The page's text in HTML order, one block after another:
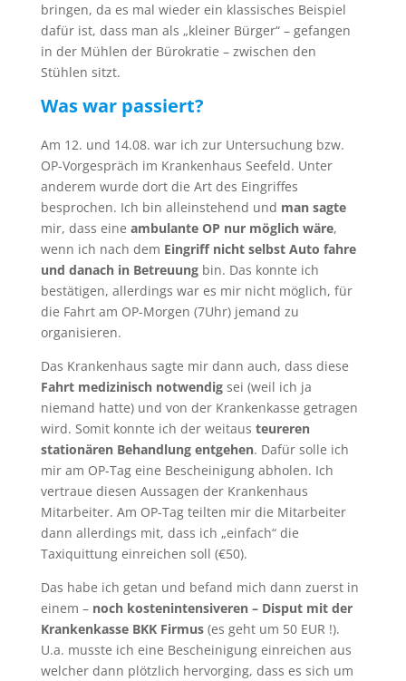
bringen, da es mal wieder ein klassisches Beispiel
dafür ist, dass man als „kleiner Bürger“ – gefangen
in der Mühlen der Bürokratie – zwischen den
Stühlen sitzt.
Was war passiert?
Am 12. und 14.08. war ich zur Untersuchung bzw.
OP-Vorgespräch im Krankenhaus Seefeld. Unter
anderem wurde dort die Art des Eingriffes
besprochen. Ich bin alleinstehend und man sagte
mir, dass eine ambulante OP nur möglich wäre,
wenn ich nach dem Eingriff nicht selbst Auto fahre
und danach in Betreuungbin. Das konnte ich
bestätigen, allerdings war es mir nicht möglich, für
die Fahrt am OP-Morgen (7Uhr) jemand zu
organisieren.
Das Krankenhaus sagte mir dann auch, dass diese
Fahrt medizinisch notwendigsei (weil ich ja
niemand hatte) und von der Krankenkasse getragen
wird. Somit konnte ich der weitaus teureren
stationären Behandlung entgehen. Dafür solle ich
mir am OP-Tag eine Bescheinigung abholen. Ich
vertraue diesen Aussagen der Krankenhaus
Mitarbeiter. Am OP-Tag teilten mir die Mitarbeiter
dann allerdings mit, dass ich „einfach“ die
Taxiquittung einreichen soll (€50).
Das habe ich getan und befand mich dann zuerst in
einem – noch kostenintensiveren – Disput mit der
Krankenkasse BKK Firmus(es geht um 50 EUR !).
U.a. musste ich eine Bescheinigung einreichen aus
welcher dann plötzlich hervorging, dass es sich um